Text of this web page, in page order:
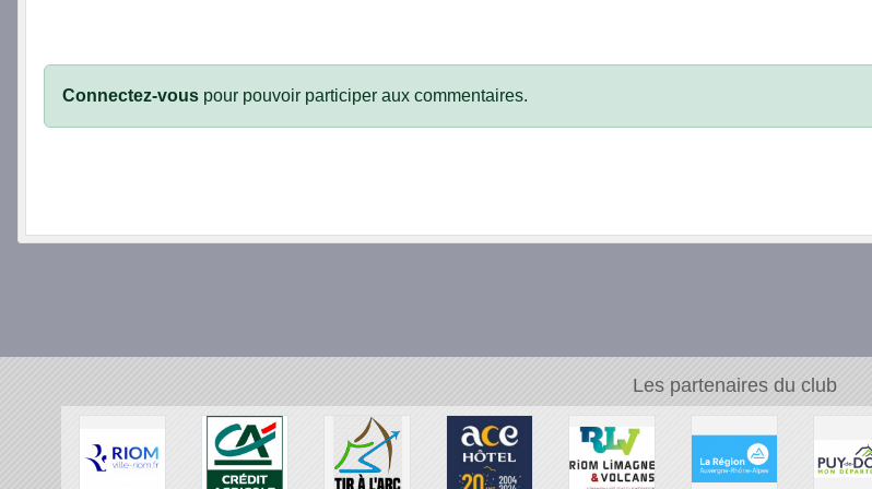
Connectez-vous pour pouvoir participer aux commentaires.
Les partenaires du club